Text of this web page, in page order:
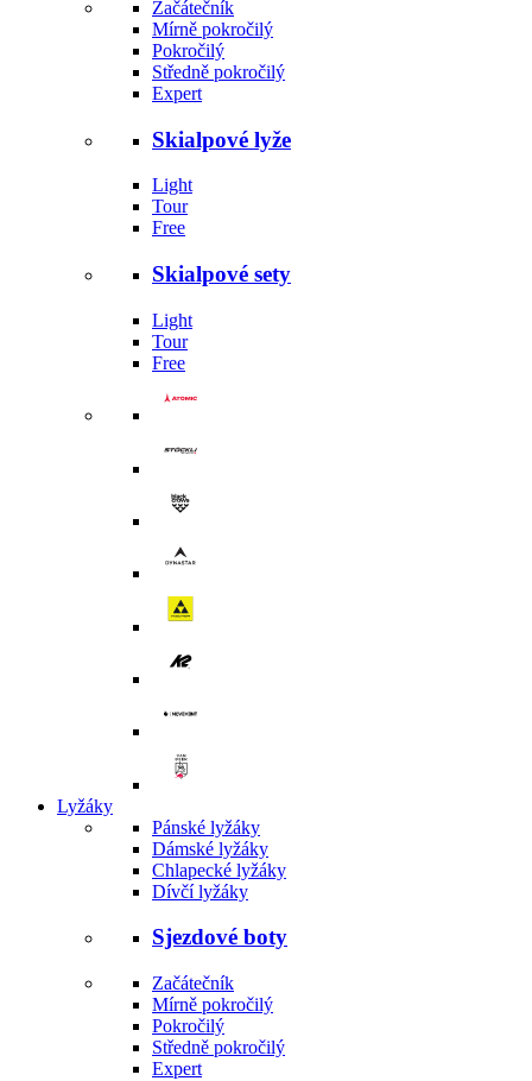
Začátečník
Mírně pokročilý
Pokročilý
Středně pokročilý
Expert
Skialpové lyže
Light
Tour
Free
Skialpové sety
Light
Tour
Free
Lyžáky
Pánské lyžáky
Dámské lyžáky
Chlapecké lyžáky
Dívčí lyžáky
Sjezdové boty
Začátečník
Mírně pokročilý
Pokročilý
Středně pokročilý
Expert